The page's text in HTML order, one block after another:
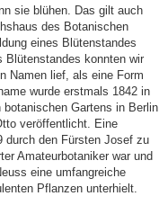
sie blühen. Das gilt auch
des Botanischen
eines Blütenstandes
Blütenstandes konnten wir
Namen lief, als eine Form
wurde erstmals 1842 in
Gartens in Berlin
veröffentlicht. Eine
durch den Fürsten Josef zu
Amateurbotaniker war und
eine umfangreiche
Pflanzen unterhielt.